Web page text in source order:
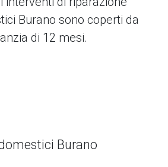
Burano sono coperti da
di 12 mesi.
Burano